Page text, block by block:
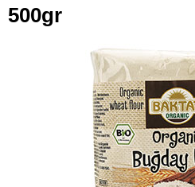
500gr